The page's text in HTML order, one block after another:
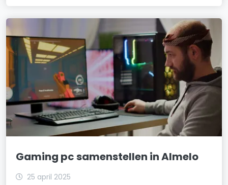
Gaming pc samenstellen in Almelo
25 april 2025